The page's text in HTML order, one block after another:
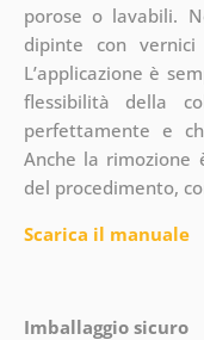
porose o lavabili.
dipinte con vernici
L’applicazione è
flessibilità della
perfettamente e
Anche la rimozione
del procedimento,
Scarica il manuale
Imballaggio sicuro